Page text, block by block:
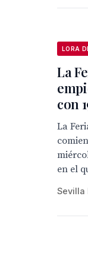
LORA
La
con
La
en el
Sevilla